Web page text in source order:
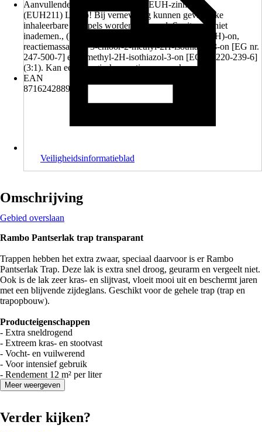
Aanvullende gevarenkenmerken (EUH-zinnen)
(EUH211) Let op! Bij verneveling kunnen gevaarlijke
inhaleerbare druppels worden gevormd. Spuitnevel niet
inademen., (EUH208) Bevat 1,2-benzisothiazol-3(2H)-on,
reactiemassa van: 5-chloor-2-methyl-2H-isothiazol-3-on [EG nr.
247-500-7] en 2-methyl-2H-isothiazol-3-on [EG nr. 220-239-6]
(3:1). Kan een allergische reactie veroorzaken.
EAN
8716242889472
Veiligheidsinformatieblad
Omschrijving
Gebied overslaan
Rambo Pantserlak trap transparant
Trappen hebben het extra zwaar, speciaal daarvoor is er Rambo
Pantserlak Trap. Deze lak is extra snel droog, geurarm en vergeelt niet.
Ook is de lak zeer kras- en slijtvast, vloeit mooi uit en beschermt jaren
met een blijvende zijdeglans. Geschikt voor de gehele trap (trap en
trapopbouw).
Producteigenschappen
- Extra sneldrogend
- Extreem kras- en stootvast
- Vocht- en vuilwerend
- Voor intensief gebruik
​- Rendement 12 m² per liter
Meer weergeven
Verder kijken?